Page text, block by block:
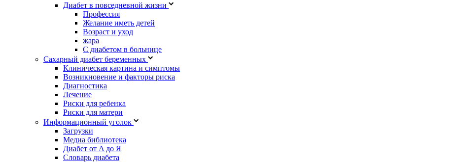
Диабет в повседневной жизни
Профессия
Желание иметь детей
Возраст и уход
жара
С диабетом в больнице
Сахарный диабет беременных
Клиническая картина и симптомы
Возникновение и факторы риска
Диагностика
Лечение
Риски для ребенка
Риски для матери
Информационный уголок
Загрузки
Медиа библиотека
Диабет от A до Я
Словарь диабета